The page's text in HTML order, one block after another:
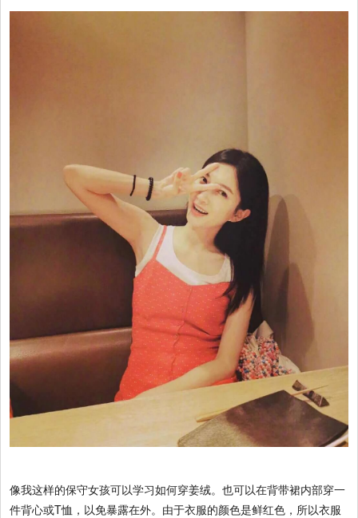
像我这样的保守女孩可以学习如何穿姜绒。也可以在背带裙内部穿一
件背心或T恤，以免暴露在外。由于衣服的颜色是鲜红色，所以衣服